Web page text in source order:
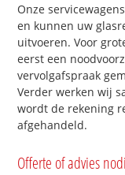
Onze
en kunnen uw
uitvoeren. Voor
eerst een
vervolgafspraak
Verder werken wij
wordt de rekening
afgehandeld.
Offerte of advies